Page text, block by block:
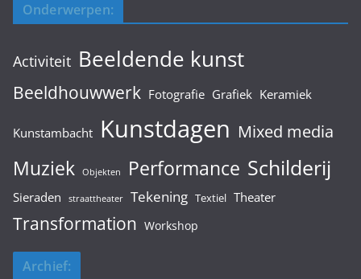
Onderwerpen:
Activiteit Beeldende kunst
Beeldhouwwerk Fotografie Grafiek Keramiek
Kunstambacht Kunstdagen Mixed media
Muziek Objekten Performance Schilderij
Sieraden straattheater Tekening Textiel Theater
Transformation Workshop
Archief: